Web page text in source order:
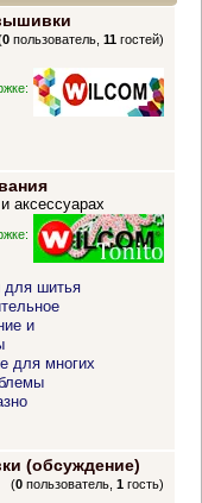
0 пользователь,11 гостей)
аксессуарах
шитья
и
для многих
(обсуждение)
(0 пользователь,1 гость)